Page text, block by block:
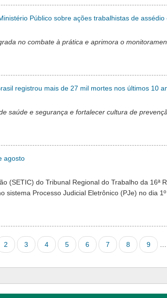
Público sobre ações trabalhistas de assédio
no combate à prática e aprimora o
registrou mais de 27 mil mortes nos últimos 10
saúde e segurança e fortalecer cultura de
agosto
(SETIC) do Tribunal Regional do Trabalho da 16ª
sistema Processo Judicial Eletrônico (PJe) no dia
atual
Página
2 Página
3 Página
4 Página
5 Página
6 Página
7 Página
8 Página
9